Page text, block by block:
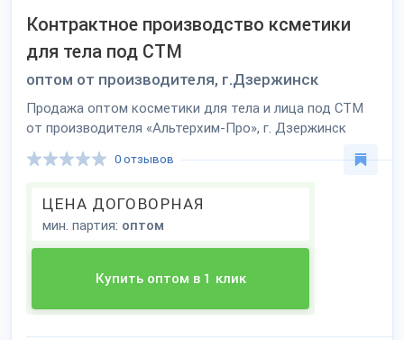
Контрактное производство ксметики
для тела под CTM
оптом от производителя, г.Дзержинск
Продажа оптом косметики для тела и лица под CTM
от производителя «Альтерхим-Про», г. Дзержинск
ЦЕНА ДОГОВОРНАЯ
мин. партия: оптом
Купить оптом в 1 клик
0 отзывов